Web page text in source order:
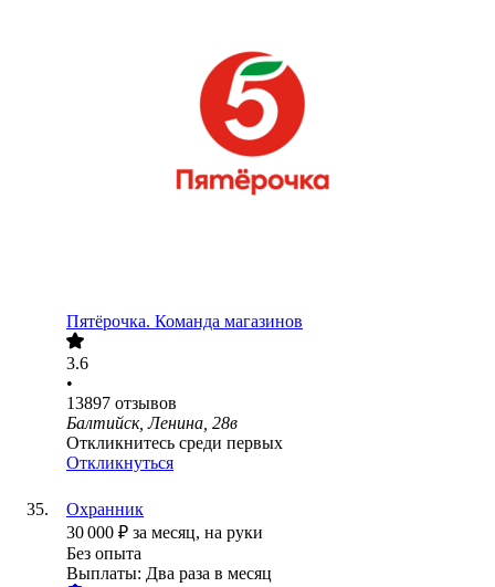
Пятёрочка. Команда магазинов
3.6
•
13897 отзывов
Балтийск, Ленина, 28в
Откликнитесь среди первых
Откликнуться
Охранник
30 000 ₽ за месяц, на руки
Без опыта
Выплаты: Два раза в месяц